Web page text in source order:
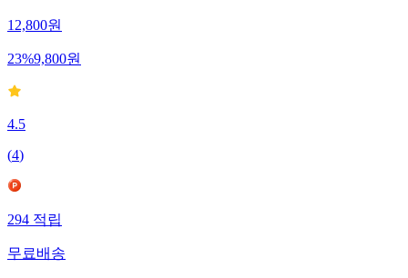
12,800원
23%9,800원
4.5
(4)
294 적립
무료배송